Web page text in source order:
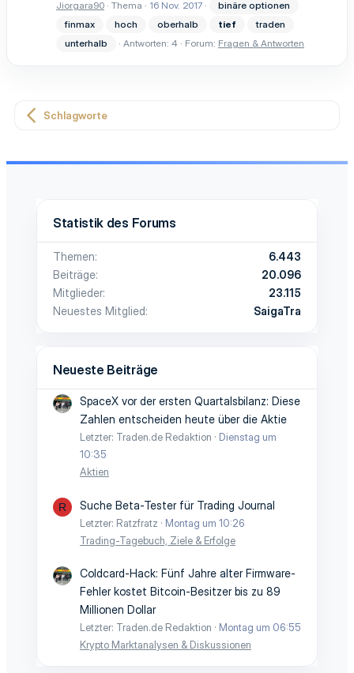
Jiorgara90 Thema 16 Nov. 2017
binäre optionen
finmax
hoch oberhalb tief
traden
unterhalb
Antworten: 4 Forum: Fragen & Antworten
Schlagworte
Statistik des Forums
Themen
6.443
Beiträge
20.096
Mitglieder
23.115
Neuestes Mitglied
SaigaTra
Neueste Beiträge
SpaceX vor der ersten Quartalsbilanz: Diese
Zahlen entscheiden heute über die Aktie
Letzter: Traden.de Redaktion
Dienstag um
10:35
Aktien
R Suche Beta-Tester für Trading Journal
Letzter: Ratzfratz
Montag um 10:26
Trading-Tagebuch, Ziele & Erfolge
Coldcard-Hack: Fünf Jahre alter Firmware-
Fehler kostet Bitcoin-Besitzer bis zu 89
Millionen Dollar
Letzter: Traden.de Redaktion
Montag um 06:55
Krypto Marktanalysen & Diskussionen